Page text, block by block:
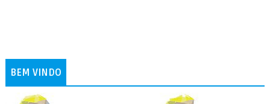
BEM VINDO